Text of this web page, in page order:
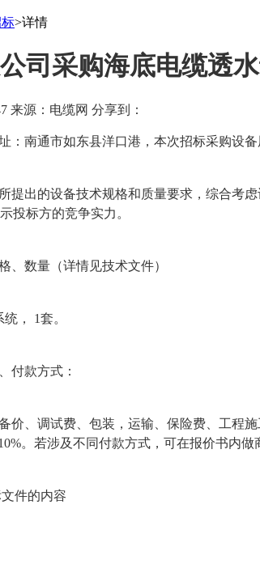
>详情
司采购海底电缆透
来源：电缆网 分享到：
：南通市如东县洋口港，本次招标采购设
提出的设备技术规格和质量要求，综合考
投标方的竞争实力。
、数量（详情见技术文件）
， 1套。
付款方式：
价、调试费、包装，运输、保险费、工程
。若涉及不同付款方式，可在报价书内做
件的内容